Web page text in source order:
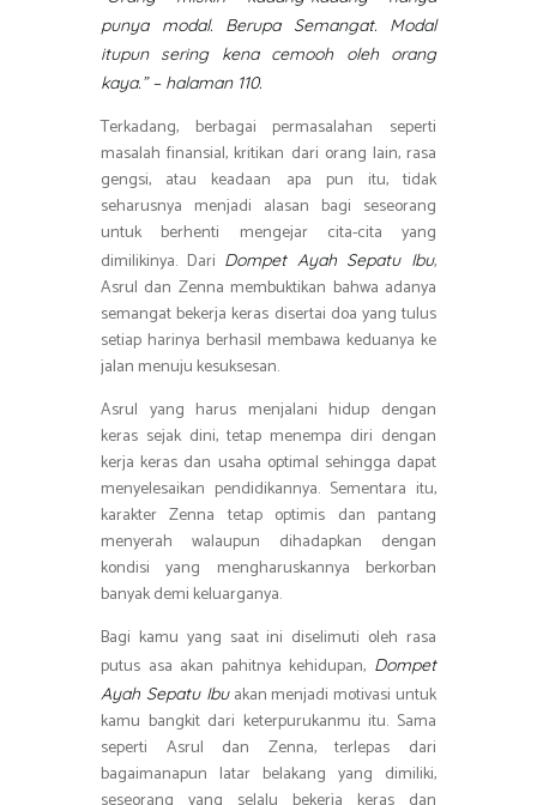
punya modal. Berupa Semangat. Modal
itupun sering kena cemooh oleh orang
kaya.” – halaman 110.
Terkadang, berbagai permasalahan seperti
masalah finansial, kritikan dari orang lain, rasa
gengsi, atau keadaan apa pun itu, tidak
seharusnya menjadi alasan bagi seseorang
untuk berhenti mengejar cita-cita yang
dimilikinya. Dari Dompet Ayah Sepatu Ibu,
Asrul dan Zenna membuktikan bahwa adanya
semangat bekerja keras disertai doa yang tulus
setiap harinya berhasil membawa keduanya ke
jalan menuju kesuksesan.
Asrul yang harus menjalani hidup dengan
keras sejak dini, tetap menempa diri dengan
kerja keras dan usaha optimal sehingga dapat
menyelesaikan pendidikannya. Sementara itu,
karakter Zenna tetap optimis dan pantang
menyerah walaupun dihadapkan dengan
kondisi yang mengharuskannya berkorban
banyak demi keluarganya.
Bagi kamu yang saat ini diselimuti oleh rasa
putus asa akan pahitnya kehidupan, Dompet
Ayah Sepatu Ibuakan menjadi motivasi untuk
kamu bangkit dari keterpurukanmu itu. Sama
seperti Asrul dan Zenna, terlepas dari
bagaimanapun latar belakang yang dimiliki,